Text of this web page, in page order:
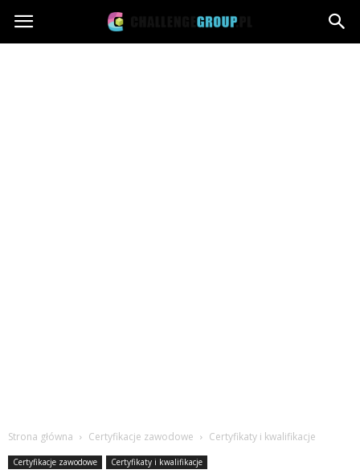
Challengegroup.pl
Strona główna Certyfikacje zawodowe Certyfikaty i kwalifikacje
Certyfikacje zawodowe Certyfikaty i kwalifikacje